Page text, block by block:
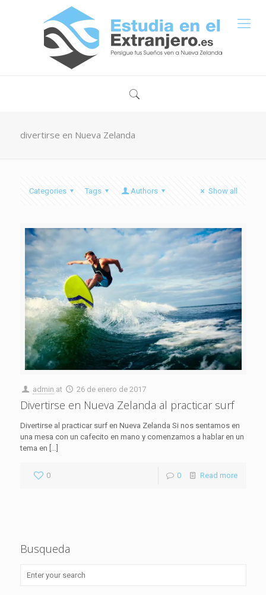
divertirse en Nueva Zelanda
Categories Tags Authors Show all
admin at 26 de enero de 2017
Divertirse en Nueva Zelanda al practicar surf
Divertirse al practicar surf en Nueva Zelanda Si nos sentamos en
una mesa con un cafecito en mano y comenzamos a hablar en un
tema en […]
0 0 Read more
Busqueda